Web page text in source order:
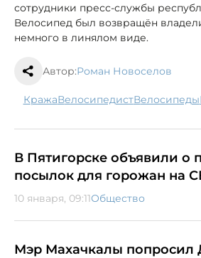
сотрудники пресс-службы
Велосипед был возвращён
немного в линялом виде.
Автор:Роман Новоселов
кража велосипедист велосипеды
В Пятигорске объявили о
посылок для горожан на
10 января, 09:11Общество
Мэр Махачкалы попросил